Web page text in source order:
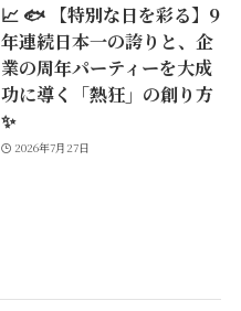
📈 🐟 【特別な日を彩る】9
年連続日本一の誇りと、企
業の周年パーティーを大成
功に導く「熱狂」の創り方
✨
2026年7月27日